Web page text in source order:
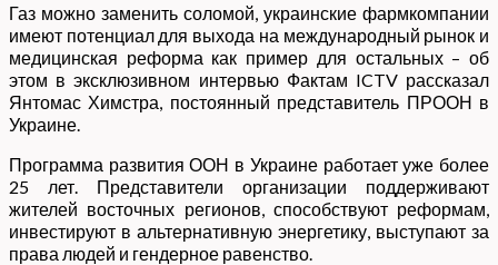
Газ можно заменить соломой, украинские фармкомпании
имеют потенциал для выхода на международный рынок и
медицинская реформа как пример для остальных – об
этом в эксклюзивном интервью Фактам ICTV рассказал
Янтомас Химстра, постоянный представитель ПРООН в
Украине.
Программа развития ООН в Украине работает уже более
25 лет. Представители организации поддерживают
жителей восточных регионов, способствуют реформам,
инвестируют в альтернативную энергетику, выступают за
права людей и гендерное равенство.